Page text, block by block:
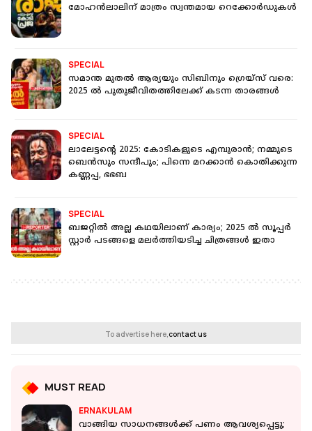
മോഹൻലാലിന് മാത്രം സ്വന്തമായ റെക്കോർഡുകൾ
SPECIAL
സമാന്ത മുതല്‍ ആര്യയും സിബിനും ഗ്രെയ്‌സ് വരെ:
2025 ല്‍ പുതുജീവിതത്തിലേക്ക് കടന്ന താരങ്ങള്‍
SPECIAL
ലാലേട്ടന്‍റെ 2025: കോടികളുടെ എമ്പുരാന്‍; നമ്മുടെ
ബെന്‍സും സന്ദീപും; പിന്നെ മറക്കാന്‍ കൊതിക്കുന്ന
കണ്ണപ്പ, ഭഭബ
SPECIAL
ബജറ്റിൽ അല്ല കഥയിലാണ് കാര്യം; 2025 ൽ സൂപ്പർ
സ്റ്റാർ പടങ്ങളെ മലർത്തിയടിച്ച ചിത്രങ്ങൾ ഇതാ
To advertise here,contact us
MUST READ
ERNAKULAM
വാങ്ങിയ സാധനങ്ങൾക്ക് പണം ആവശ്യപ്പെട്ടു;